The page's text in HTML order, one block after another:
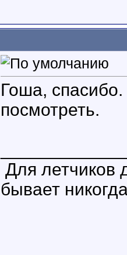
Гоша,
посмотреть.
Для летчиков
бывает